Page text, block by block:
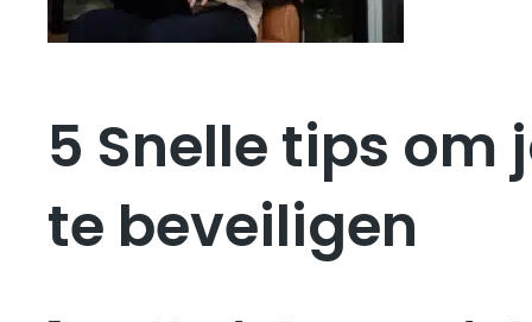
5 Snelle tips om
te beveiligen